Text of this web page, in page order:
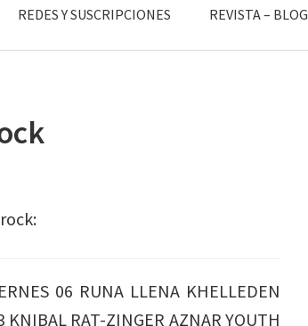
REDES Y SUSCRIPCIONES REVISTA – BLOG